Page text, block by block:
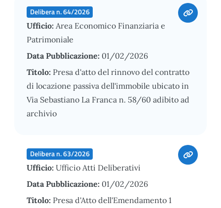
Delibera n. 64/2026
Ufficio: Area Economico Finanziaria e
Patrimoniale
Data Pubblicazione: 01/02/2026
Titolo: Presa d'atto del rinnovo del contratto
di locazione passiva dell'immobile ubicato in
Via Sebastiano La Franca n. 58/60 adibito ad
archivio
Delibera n. 63/2026
Ufficio: Ufficio Atti Deliberativi
Data Pubblicazione: 01/02/2026
Titolo: Presa d'Atto dell'Emendamento 1